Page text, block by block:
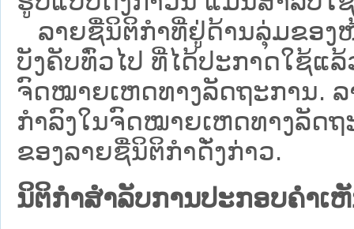
ລາຍຊື່ນິຕິກຳທີ່ຢູ່ດ້ານລຸ່ມຂອງ
ບັງຄັບທົ່ວໄປ ທີ່ໄດ້ປະກາດໃຊ້ແ
ຈົດໝາຍເຫດທາງລັດຖະການ.
ກຳລົງໃນຈົດໝາຍເຫດທາງລັດ
ຂອງລາຍຊື່ນິຕິກໍາດັ່ງກ່າວ.
ນິຕິກຳສຳລັບການປະກອບຄຳເ